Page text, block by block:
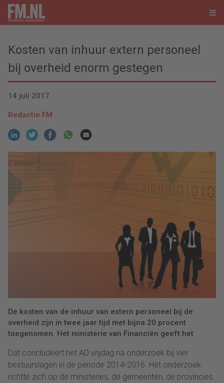
Kosten van inhuur extern personeel
bij overheid enorm gestegen
14 juli 2017
Redactie FM
De kosten van de inhuur van extern personeel bij de
overheid zijn in twee jaar tijd met bijna 20 procent
toegenomen. Het ministerie van Financiën geeft het
Dat concludeert het AD vrijdag na onderzoek bij vier
bestuurslagen in de periode 2014-2016. Het onderzoek
richtte zich op de ministeries, de gemeenten, de provincies